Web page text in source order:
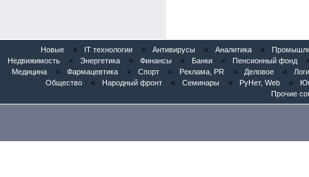
Новые « IT технологии « Антивирусы « Аналитика «
Недвижимость
« Энергетика « Финансы « Банки « Пенсионный фонд
Медицина
« Фармацевтика « Спорт « Реклама, PR « Деловое «
Общество
« Народный фронт « Семинары « РуНет, Web «
Прочие